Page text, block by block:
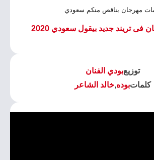
مهرجان بناقص منكم سعودي
فى تريند جديد بيقول سعودي 2020
توزيعبودي الفنان
كلماتبوده,خالد الشاعر